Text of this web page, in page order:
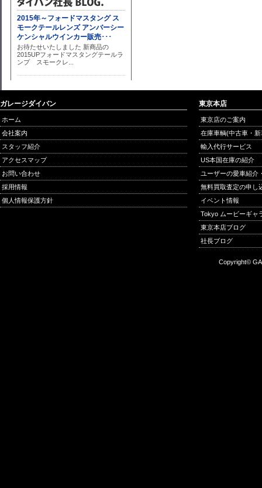
ガレージダイバン
ホーム
会社案内
スタッフ紹介
アクセスマップ
お問い合わせ
採用情報
個人情報保護方針
東京本店
東京店のご案内
在庫車輌(中古車・
輸入代行サービス
US本国在庫の紹介
ユーザーの愛車紹介
無料買取査定の申し
イベント情報
Tokyo ムービーギャ
東京本店ブログ
社長ブログ
Copyright©